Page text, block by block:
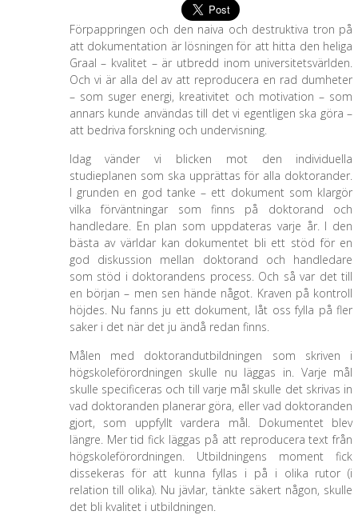
Förpappringen och den naiva och destruktiva tron på
att dokumentation är lösningen för att hitta den heliga
Graal – kvalitet – är utbredd inom universitetsvärlden.
Och vi är alla del av att reproducera en rad dumheter
– som suger energi, kreativitet och motivation – som
annars kunde användas till det vi egentligen ska göra –
att bedriva forskning och undervisning.
Idag vänder vi blicken mot den individuella
studieplanen som ska upprättas för alla doktorander.
I grunden en god tanke – ett dokument som klargör
vilka förväntningar som finns på doktorand och
handledare. En plan som uppdateras varje år. I den
bästa av världar kan dokumentet bli ett stöd för en
god diskussion mellan doktorand och handledare
som stöd i doktorandens process. Och så var det till
en början – men sen hände något. Kraven på kontroll
höjdes. Nu fanns ju ett dokument, låt oss fylla på fler
saker i det när det ju ändå redan finns.
Målen med doktorandutbildningen som skriven i
högskoleförordningen skulle nu läggas in. Varje mål
skulle specificeras och till varje mål skulle det skrivas in
vad doktoranden planerar göra, eller vad doktoranden
gjort, som uppfyllt vardera mål. Dokumentet blev
längre. Mer tid fick läggas på att reproducera text från
högskoleförordningen. Utbildningens moment fick
dissekeras för att kunna fyllas i på i olika rutor (i
relation till olika). Nu jävlar, tänkte säkert någon, skulle
det bli kvalitet i utbildningen.